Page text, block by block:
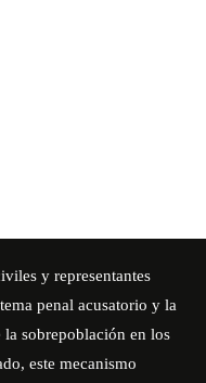
y representantes
penal acusatorio y la
sobrepoblación en los
este mecanismo